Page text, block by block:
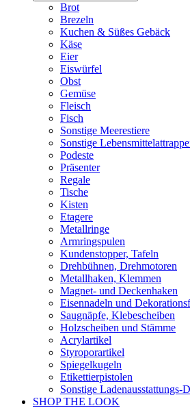
Brot
Brezeln
Kuchen & Süßes Gebäck
Käse
Eier
Eiswürfel
Obst
Gemüse
Fleisch
Fisch
Sonstige Meerestiere
Sonstige
Podeste
Präsenter
Regale
Tische
Kisten
Etagere
Metallringe
Armringspulen
Kundenstopper, Tafeln
Drehbühnen, Drehmotoren
Metallhaken, Klemmen
Magnet- und Deckenhaken
Eisennadeln und
Saugnäpfe, Klebescheiben
Holzscheiben und Stämme
Acrylartikel
Styroporartikel
Spiegelkugeln
Etikettierpistolen
Sonstige Ladenausstattungs-
SHOP THE LOOK